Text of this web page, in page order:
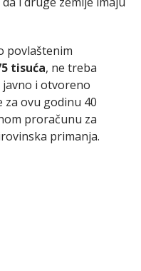
povlaštenim
tisuća, ne treba
i otvoreno
za ovu godinu 40
proračunu za
primanja.